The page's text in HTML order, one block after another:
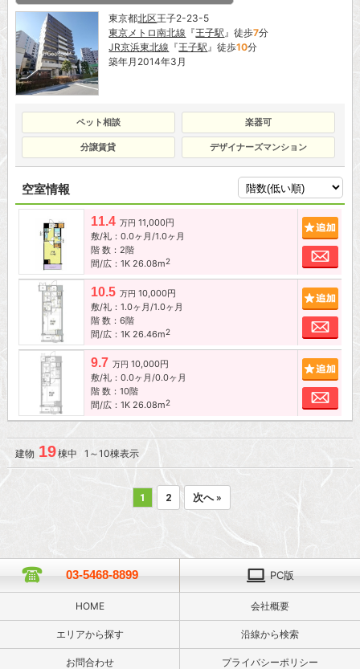
東京都北区王子2-23-5
東京メトロ南北線 『王子駅 』徒歩7分
JR京浜東北線 『王子駅 』徒歩10分
築年月2014年3月
ペット相談 楽器可
分譲賃貸 デザイナーズマンション
空室情報
11.4 万円 11,000円
敷/礼：0.0ヶ月/1.0ヶ月
階 数：2階
間/広：1K 26.08m2
お
10.5 万円 10,000円
敷/礼：1.0ヶ月/1.0ヶ月
階 数：6階
間/広：1K 26.46m2
お
9.7 万円 10,000円
敷/礼：0.0ヶ月/0.0ヶ月
階 数：10階
間/広：1K 26.08m2
お
建物 19棟中 1～10棟表示
1 2 次へ »
03-5468-8899 PC版
HOME 会社概要
エリアから探す 沿線から検索
お問合わせ プライバシーポリシー